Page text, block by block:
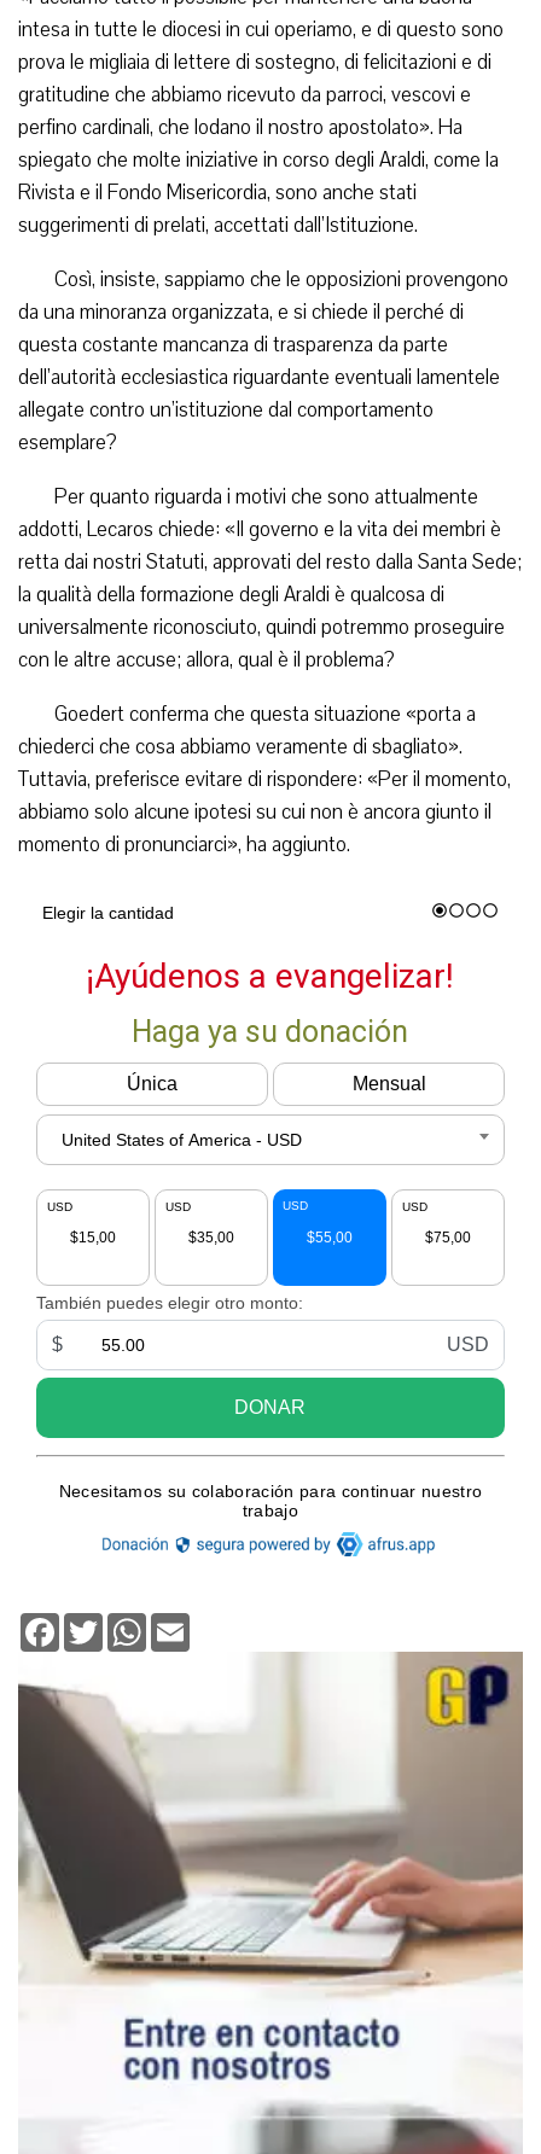
intesa in tutte le diocesi in cui operiamo, e di questo sono
prova le migliaia di lettere di sostegno, di felicitazioni e di
gratitudine che abbiamo ricevuto da parroci, vescovi e
perfino cardinali, che lodano il nostro apostolato». Ha
spiegato che molte iniziative in corso degli Araldi, come la
Rivista e il Fondo Misericordia, sono anche stati
suggerimenti di prelati, accettati dall’Istituzione.
Così, insiste, sappiamo che le opposizioni provengono
da una minoranza organizzata, e si chiede il perché di
questa costante mancanza di trasparenza da parte
dell’autorità ecclesiastica riguardante eventuali lamentele
allegate contro un’istituzione dal comportamento
esemplare?
Per quanto riguarda i motivi che sono attualmente
addotti, Lecaros chiede: «Il governo e la vita dei membri è
retta dai nostri Statuti, approvati del resto dalla Santa Sede;
la qualità della formazione degli Araldi è qualcosa di
universalmente riconosciuto, quindi potremmo proseguire
con le altre accuse; allora, qual è il problema?
Goedert conferma che questa situazione «porta a
chiederci che cosa abbiamo veramente di sbagliato».
Tuttavia, preferisce evitare di rispondere: «Per il momento,
abbiamo solo alcune ipotesi su cui non è ancora giunto il
momento di pronunciarci», ha aggiunto.
Facebook
TwitterWhatsApp